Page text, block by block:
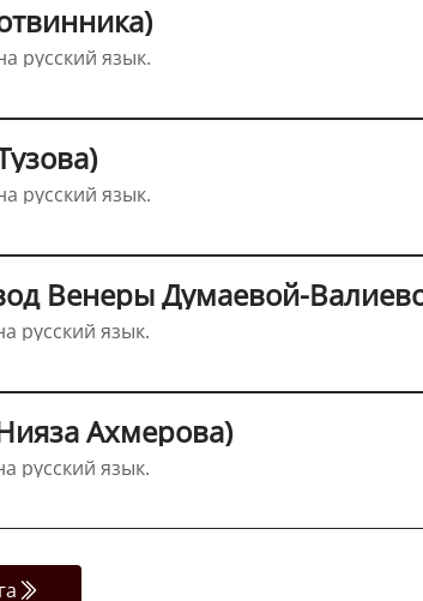
русский язык.
русский язык.
Венеры Думаевой-
русский язык.
Ахмерова)
русский язык.